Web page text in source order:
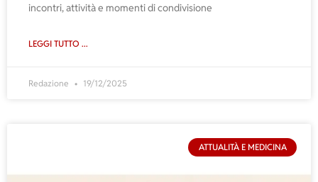
incontri, attività e momenti di condivisione
LEGGI TUTTO ...
Redazione 19/12/2025
ATTUALITÀ E MEDICINA